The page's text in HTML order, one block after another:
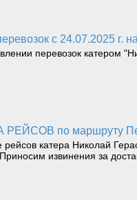
с 24.07.2025 г.
перевозок катером
по маршруту
катера Николай
извинения за